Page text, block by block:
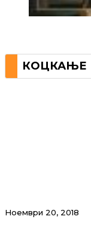
КОЦКАЊЕ
Ноември 20, 2018